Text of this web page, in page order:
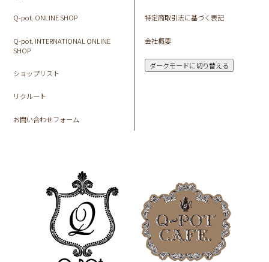
Q-pot. ONLINE SHOP
Q-pot. INTERNATIONAL ONLINE
SHOP
ショップリスト
リクルート
お問い合わせフォーム
特定商取引法に基づく表記
会社概要
ダークモードに切り替える